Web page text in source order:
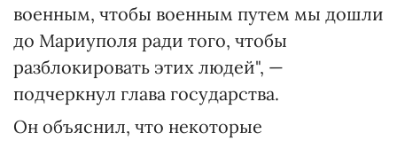
военным, чтобы военным путем мы дошли
до Мариуполя ради того, чтобы
разблокировать этих людей", —
подчеркнул глава государства.
Он объяснил, что некоторые